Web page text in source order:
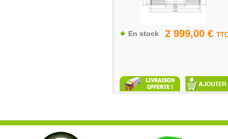
2 999,00 €
En stock